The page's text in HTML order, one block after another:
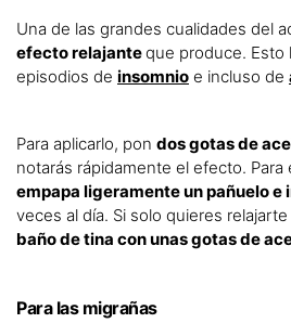
Una de las grandes cualidades del
efecto relajanteque produce. Esto
episodios de insomnio e incluso de
Para aplicarlo, pon dos gotas de
notarás rápidamente el efecto.
empapa ligeramente un pañuelo e
veces al día. Si solo quieres
baño de tina con unas gotas de
Para las migrañas